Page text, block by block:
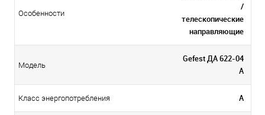
Особенности
/
телескопические
направляющие
Модель
Gefest ДА 622-04
A
Класс энергопотребления А